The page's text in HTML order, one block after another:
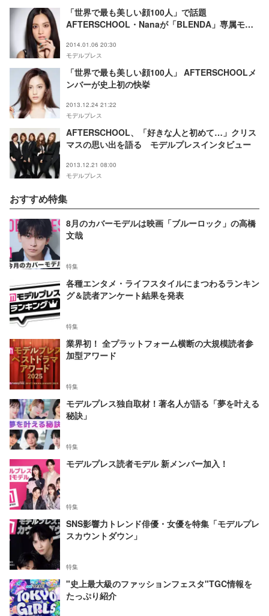
「世界で最も美しい顔100人」で話題
AFTERSCHOOL・Nanaが「BLENDA」専属モデ
2014.01.06 20:30
モデルプレス
「世界で最も美しい顔100人」 AFTERSCHOOLメ
ンバーが史上初の快挙
2013.12.24 21:22
モデルプレス
AFTERSCHOOL、「好きな人と初めて…」クリス
マスの思い出を語る モデルプレスインタビュー
2013.12.21 08:00
モデルプレス
おすすめ特集
8月のカバーモデルは映画「ブルーロック」の高橋
文哉
特集
各種エンタメ・ライフスタイルにまつわるランキン
グ＆読者アンケート結果を発表
特集
業界初！ 全プラットフォーム横断の大規模読者参
加型アワード
特集
モデルプレス独自取材！著名人が語る「夢を叶える
秘訣」
特集
モデルプレス読者モデル 新メンバー加入！
特集
SNS影響力トレンド俳優・女優を特集「モデルプレ
スカウントダウン」
特集
"史上最大級のファッションフェスタ"TGC情報を
たっぷり紹介